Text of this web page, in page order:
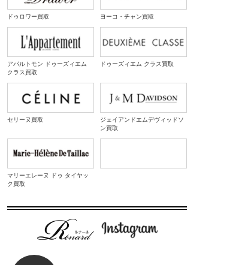
ドゥロワー買取 ヨーコ・チャン買取
アパルトモン ドゥーズィエム
クラス買取
ドゥーズィエム クラス買取
セリーヌ買取
ジェイアンドエムデヴィッドソ
ン買取
マリーエレーヌ ドゥ タイヤッ
ク買取